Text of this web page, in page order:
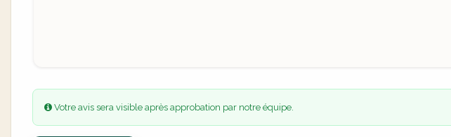
Votre avis sera visible après approbation par notre équipe.